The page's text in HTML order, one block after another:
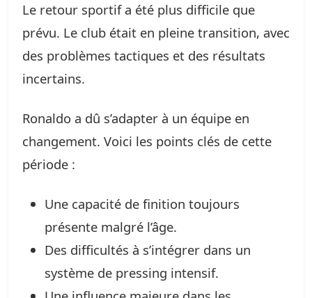
Le retour sportif a été plus difficile que
prévu. Le club était en pleine transition, avec
des problèmes tactiques et des résultats
incertains.
Ronaldo a dû s’adapter à un équipe en
changement. Voici les points clés de cette
période :
Une capacité de finition toujours
présente malgré l’âge.
Des difficultés à s’intégrer dans un
système de pressing intensif.